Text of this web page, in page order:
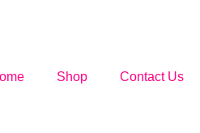
Shop Contact Us